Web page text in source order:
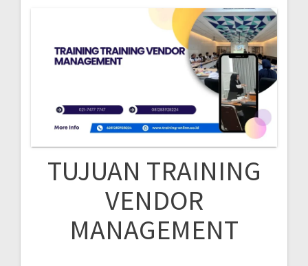
TUJUAN TRAINING
VENDOR
MANAGEMENT